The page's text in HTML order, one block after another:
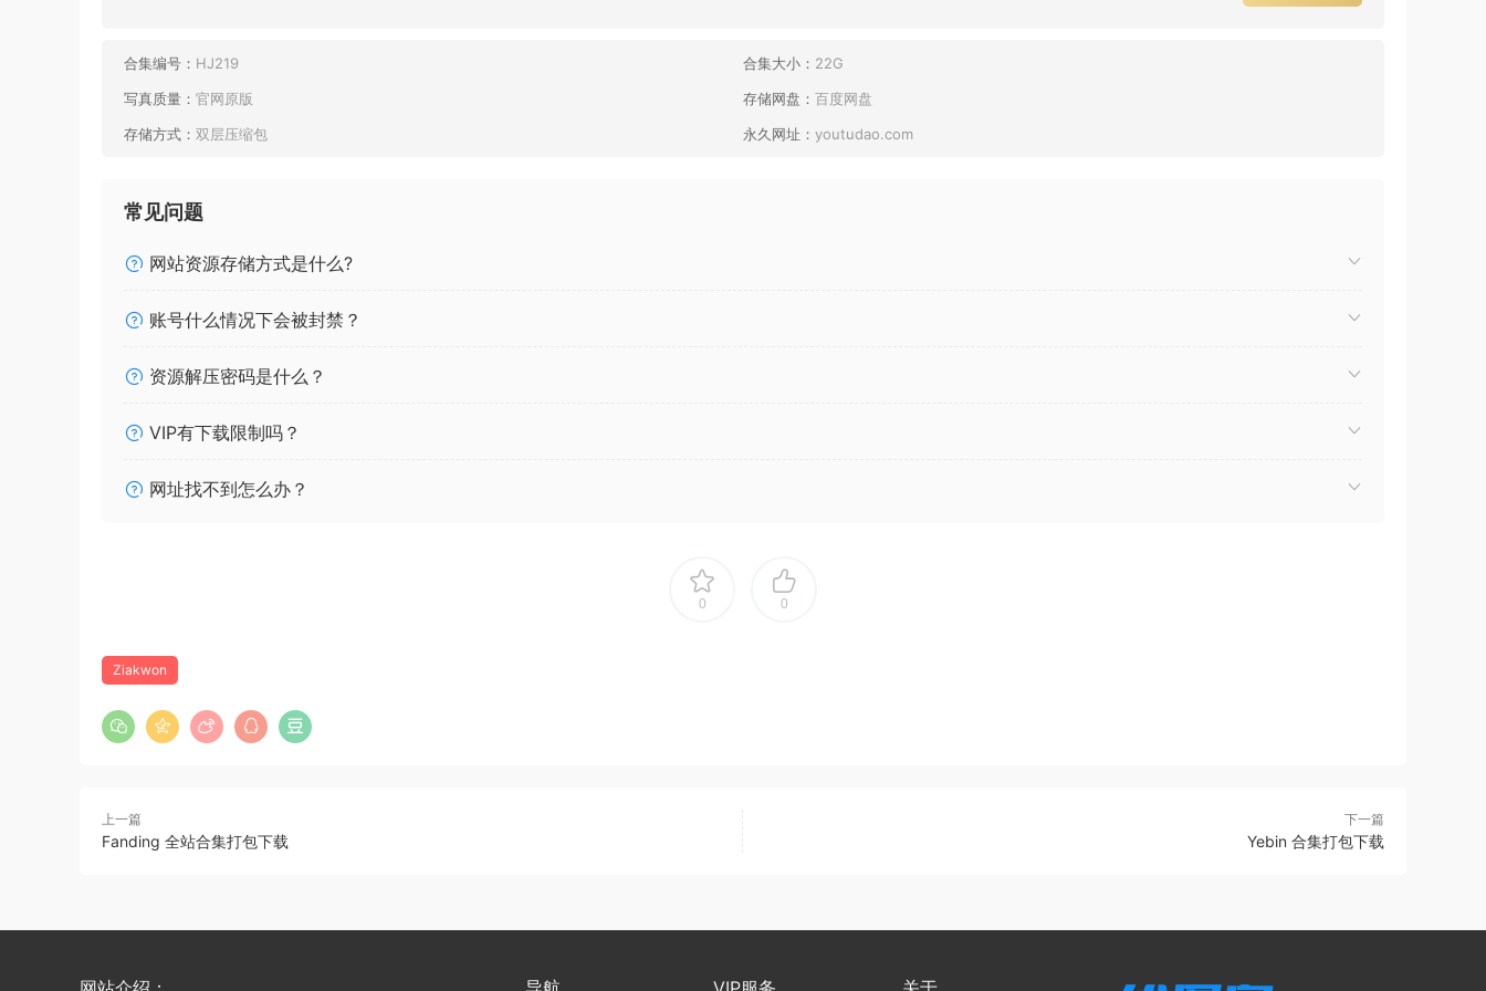
合集编号： HJ219 合集大小： 22G
写真质量： 官网原版 存储网盘： 百度网盘
存储方式： 双层压缩包 永久网址： youtudao.com
常见问题
网站资源存储方式是什么?
账号什么情况下会被封禁？
资源解压密码是什么？
VIP有下载限制吗？
网址找不到怎么办？
0 0
Ziakwon
上一篇
Fanding 全站合集打包下载
下一篇
Yebin 合集打包下载